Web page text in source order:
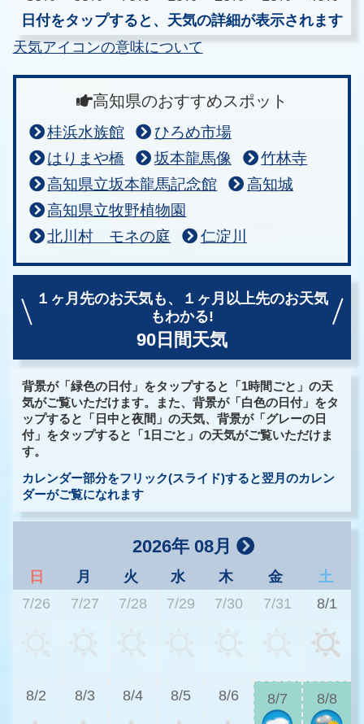
日付をタップすると、天気の詳細が表示されます
天気アイコンの意味について
高知県のおすすめスポット
桂浜水族館
ひろめ市場
はりまや橋
坂本龍馬像
竹林寺
高知県立坂本龍馬記念館
高知城
高知県立牧野植物園
北川村 モネの庭
仁淀川
１ヶ月先のお天気も、
１ヶ月以上先のお天気
もわかる!
90日間天気
背景が「緑色の日付」をタップすると「1時間ごと」の天
気がご覧いただけます。また、背景が「白色の日付」をタ
ップすると「日中と夜間」の天気、背景が「グレーの日
付」をタップすると「1日ごと」の天気がご覧いただけま
す。
カレンダー部分をフリック(スライド)すると翌月のカレン
ダーがご覧になれます
2026年 08月
日 月 火 水 木 金
土
7/26
7/27 7/28 7/29 7/30 7/31 8/1
8/2 8/3 8/4 8/5 8/6 8/7 8/8